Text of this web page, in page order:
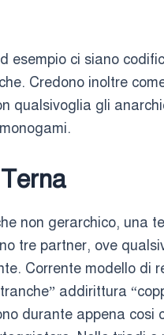
esempio ci siano
Credono inoltre
qualsivoglia gli
non gerarchico, una
tre partner, ove
Corrente modello
addirittura
durante appena